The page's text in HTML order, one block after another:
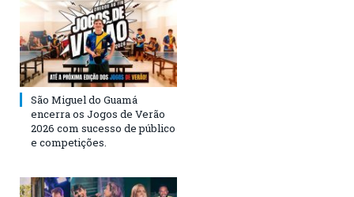
São Miguel do Guamá
encerra os Jogos de Verão
2026 com sucesso de público
e competições.